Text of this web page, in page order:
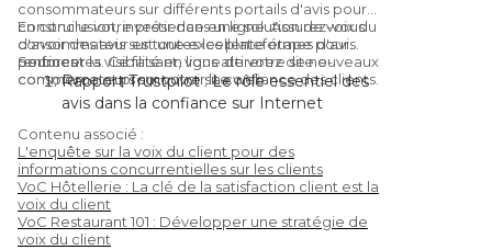
consommateurs sur différents portails d'avis pour
construire votre présence en ligne. Assurez-vous
d'avoir des avis sur toutes les plateformes d'avis
pertinentes. Ce faisant, vous attirerez de nouveaux
consommateurs sur votre site web.
En conclusion, investir dans une solution de voix du
consommateur est une excellente étape pour
renforcer la visibilité en ligne de votre site e-
commerce et promouvoir la confiance des clients.
Sources :
Rapport Trustpilot : Le rôle essentiel des
avis dans la confiance sur Internet
Learning Hub : 51 statistiques sur les avis
clients qui vous feront repenser leur
utilisation
Chatmeter : Google confirme que
répondre aux avis améliore votre
référencement local
Contenu associé :
L'enquête sur la voix du client pour des
informations concurrentielles sur les clients
VoC Hôtellerie : La clé de la satisfaction client est la
voix du client
VoC Restaurant 101 : Développer une stratégie de
voix du client